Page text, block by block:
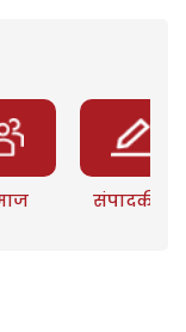
संपादकीय